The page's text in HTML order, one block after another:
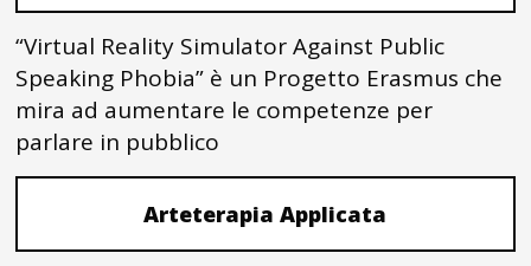
“Virtual Reality Simulator Against Public
Speaking Phobia” è un Progetto Erasmus che
mira ad aumentare le competenze per
parlare in pubblico
Arteterapia Applicata